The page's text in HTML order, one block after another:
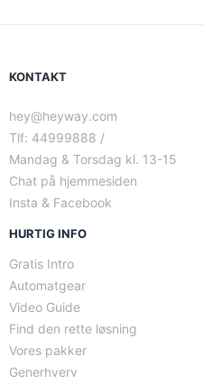
KONTAKT
hey@heyway.com
Tlf: 44999888 /
Mandag & Torsdag kl. 13-15
Chat på hjemmesiden
Insta & Facebook
HURTIG INFO
Gratis Intro
Automatgear
Video Guide
Find den rette løsning
Vores pakker
Generhverv